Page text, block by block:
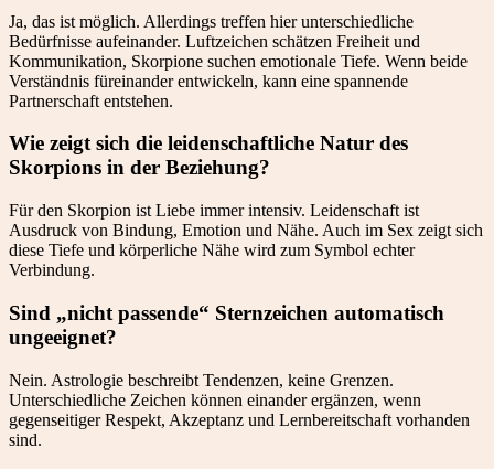
Ja, das ist möglich. Allerdings treffen hier unterschiedliche
Bedürfnisse aufeinander. Luftzeichen schätzen Freiheit und
Kommunikation, Skorpione suchen emotionale Tiefe. Wenn beide
Verständnis füreinander entwickeln, kann eine spannende
Partnerschaft entstehen.
Wie zeigt sich die leidenschaftliche Natur des
Skorpions in der Beziehung?
Für den Skorpion ist Liebe immer intensiv. Leidenschaft ist
Ausdruck von Bindung, Emotion und Nähe. Auch im Sex zeigt sich
diese Tiefe und körperliche Nähe wird zum Symbol echter
Verbindung.
Sind „nicht passende“ Sternzeichen automatisch
ungeeignet?
Nein. Astrologie beschreibt Tendenzen, keine Grenzen.
Unterschiedliche Zeichen können einander ergänzen, wenn
gegenseitiger Respekt, Akzeptanz und Lernbereitschaft vorhanden
sind.